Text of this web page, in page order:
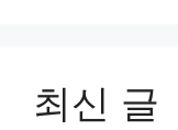
최신 글